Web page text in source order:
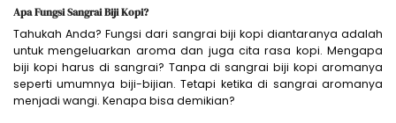
Apa Fungsi Sangrai Biji Kopi?
Tahukah Anda? Fungsi dari sangrai biji kopi diantaranya adalah
untuk mengeluarkan aroma dan juga cita rasa kopi. Mengapa
biji kopi harus di sangrai? Tanpa di sangrai biji kopi aromanya
seperti umumnya biji-bijian. Tetapi ketika di sangrai aromanya
menjadi wangi. Kenapa bisa demikian?